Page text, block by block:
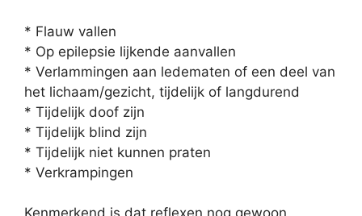
* Flauw vallen
* Op epilepsie lijkende aanvallen
* Verlammingen aan ledematen of een deel van
het lichaam/gezicht, tijdelijk of langdurend
* Tijdelijk doof zijn
* Tijdelijk blind zijn
* Tijdelijk niet kunnen praten
* Verkrampingen